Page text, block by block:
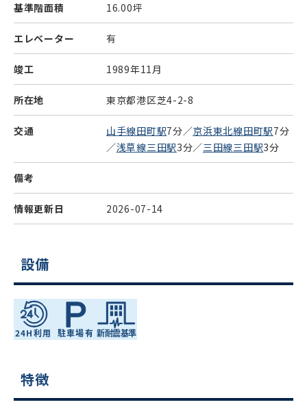
基準階面積 16.00坪
エレベーター 有
竣工 1989年11月
所在地 東京都港区芝4-2-8
交通 山手線田町駅7分／京浜東北線田町駅7分
／浅草線三田駅3分／三田線三田駅3分
備考
情報更新日 2026-07-14
設備
特徴